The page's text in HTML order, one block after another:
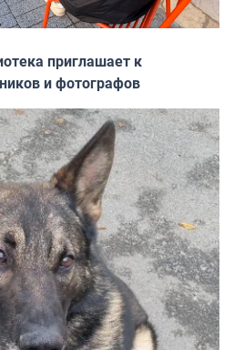
приглашает к
и фотографов